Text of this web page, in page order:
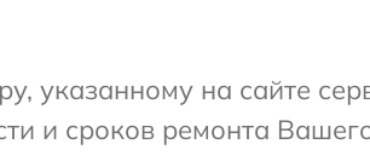
указанному на сайте
и сроков ремонта